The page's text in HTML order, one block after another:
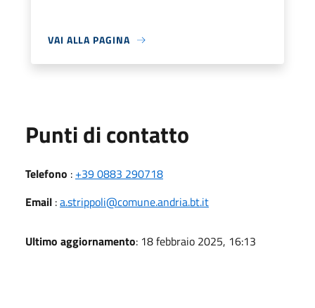
VAI ALLA PAGINA
Punti di contatto
Telefono : +39 0883 290718
Email :a.strippoli@comune.andria.bt.it
Ultimo aggiornamento: 18 febbraio 2025, 16:13